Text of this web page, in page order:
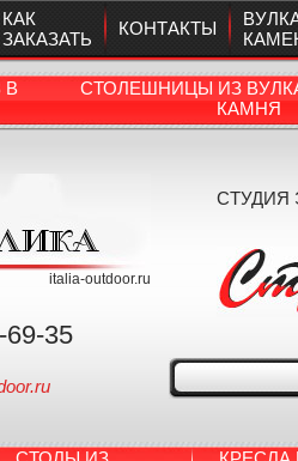
КАК
ЗАКАЗАТЬ
КОНТАКТЫ
В
СТОЛЕШНИЦЫ ИЗ
КАМНЯ
italia-outdoor.ru
69-35
СТУДИЯ